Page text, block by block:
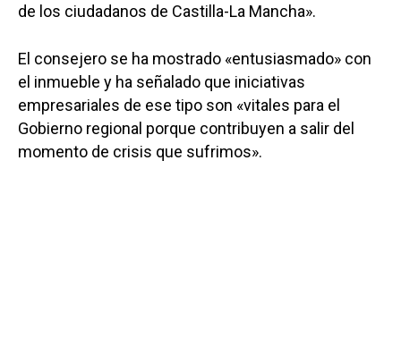
de los ciudadanos de Castilla-La Mancha».
El consejero se ha mostrado «entusiasmado» con
el inmueble y ha señalado que iniciativas
empresariales de ese tipo son «vitales para el
Gobierno regional porque contribuyen a salir del
momento de crisis que sufrimos».